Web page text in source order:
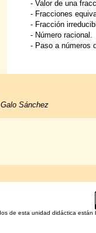
- Valor de una
- Fracciones
- Fracción
- Número racional.
- Paso a números
Sánchez
de esta unidad didáctica están